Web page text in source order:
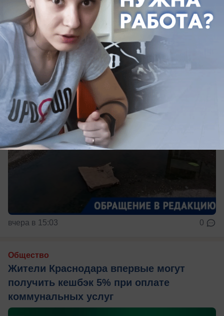
Двор в Краснодаре превратился в
канализационное болото
Жители Прикубанского округа живут бок о бок с
вонючей лужей
вчера в 15:03 0
Общество
Жители Краснодара впервые могут
получить кешбэк 5% при оплате
коммунальных услуг